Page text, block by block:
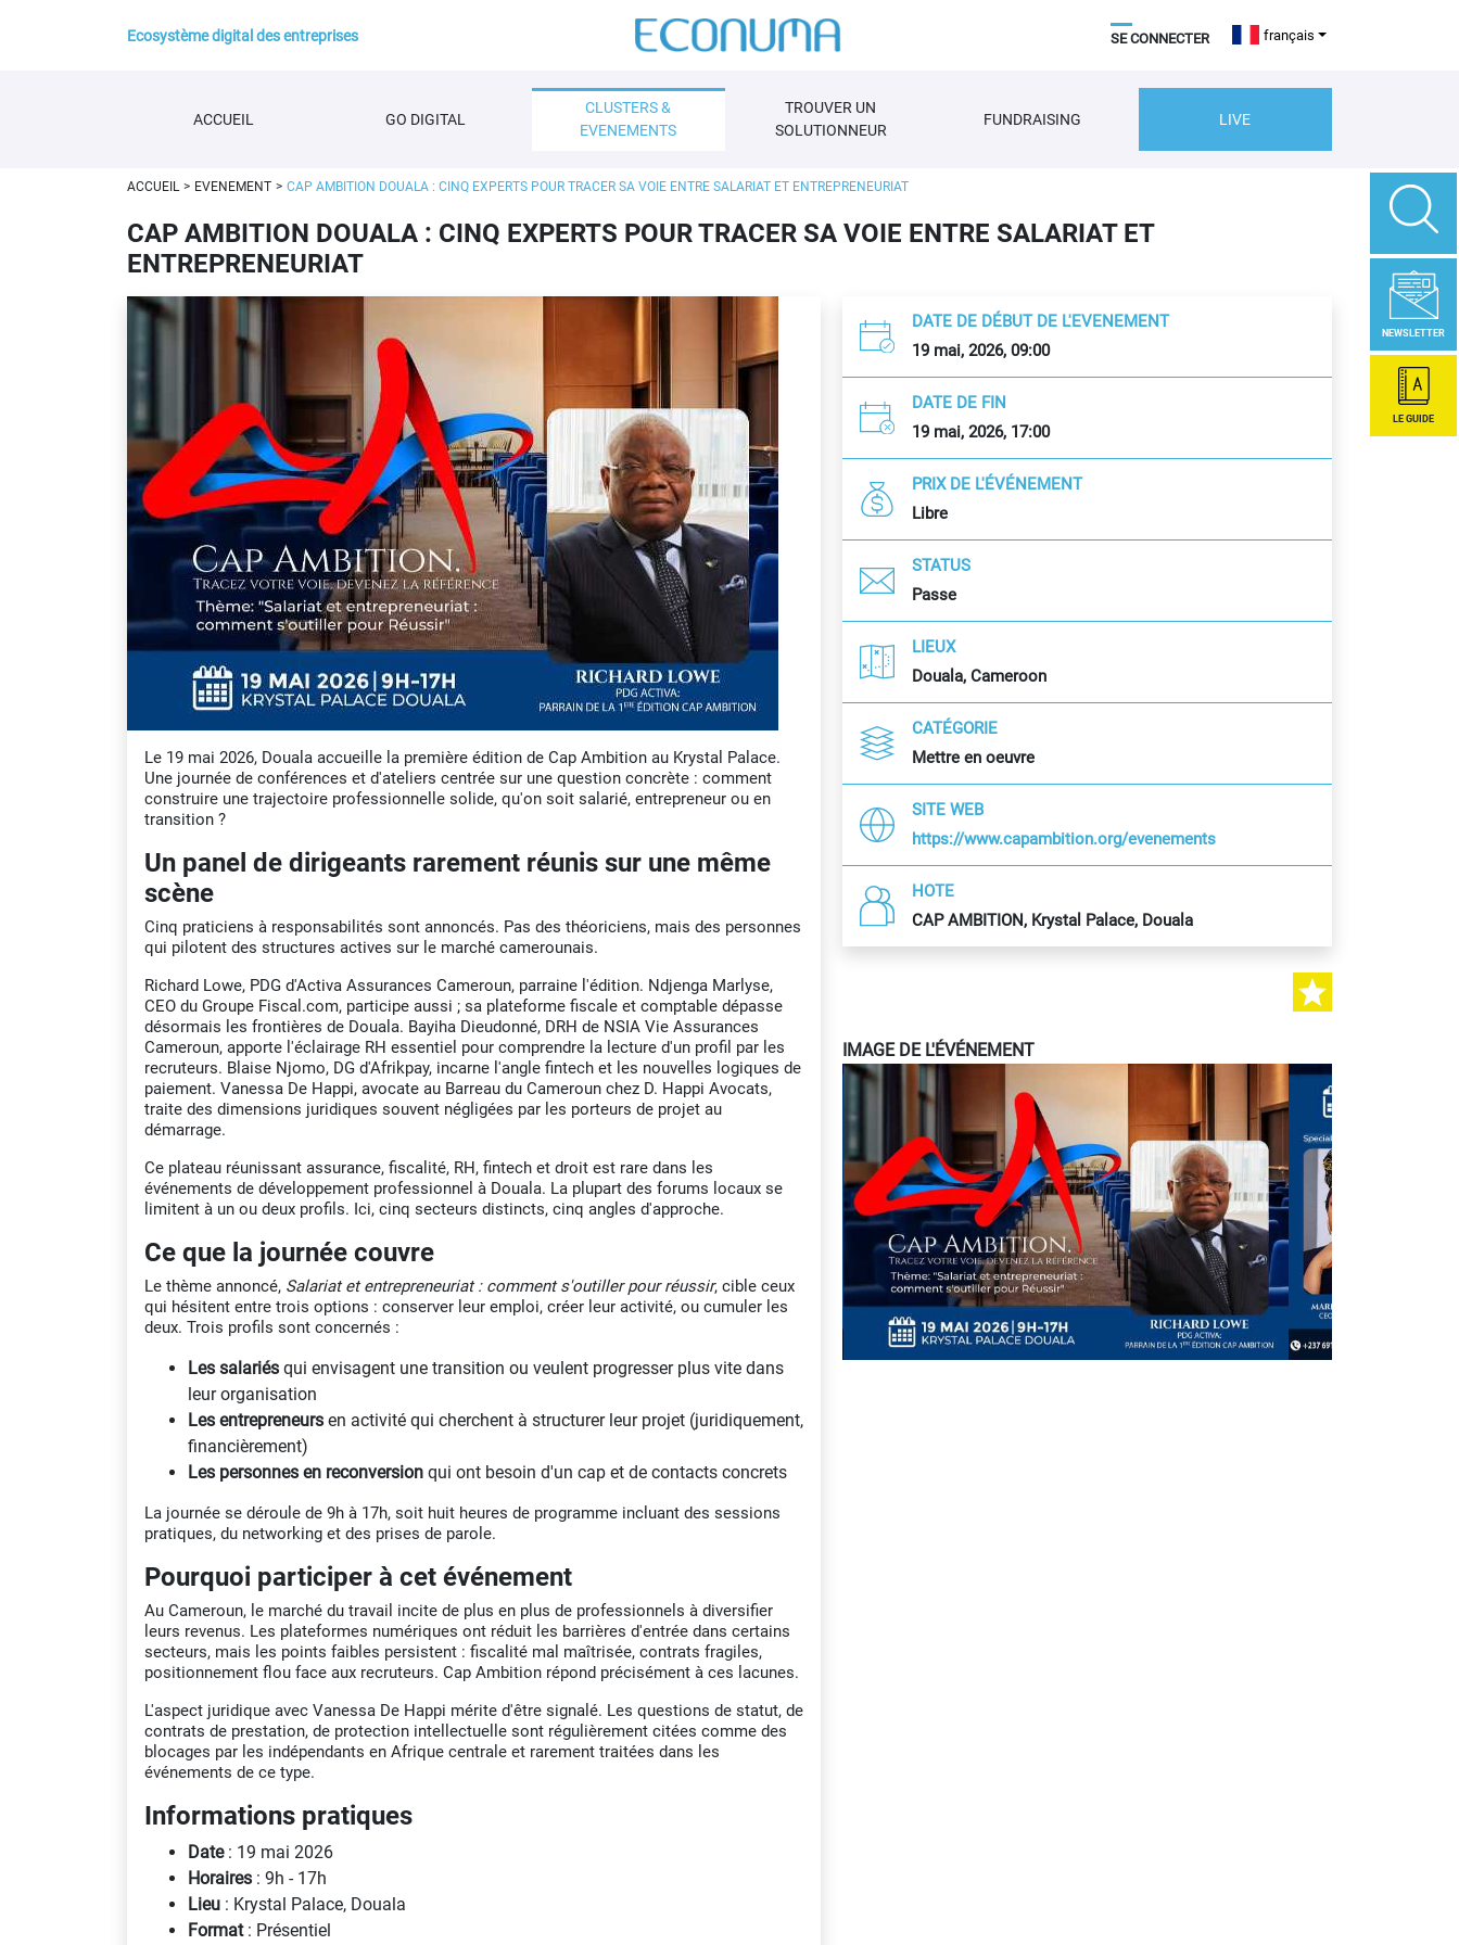
Ecosystème digital des entreprises SE CONNECTER français
ACCUEIL GO DIGITAL
CLUSTERS &
EVENEMENTS
TROUVER UN
SOLUTIONNEUR
FUNDRAISING LIVE
NEWSLETTER
LE GUIDE
ACCUEIL EVENEMENT CAP AMBITION DOUALA : CINQ EXPERTS POUR TRACER SA VOIE ENTRE SALARIAT ET ENTREPRENEURIAT
CAP AMBITION DOUALA : CINQ EXPERTS POUR TRACER SA VOIE ENTRE SALARIAT ET
ENTREPRENEURIAT
Le 19 mai 2026, Douala accueille la première édition de Cap Ambition au Krystal Palace.
Une journée de conférences et d'ateliers centrée sur une question concrète : comment
construire une trajectoire professionnelle solide, qu'on soit salarié, entrepreneur ou en
transition ?
Un panel de dirigeants rarement réunis sur une même
scène
Cinq praticiens à responsabilités sont annoncés. Pas des théoriciens, mais des personnes
qui pilotent des structures actives sur le marché camerounais.
Richard Lowe, PDG d'Activa Assurances Cameroun, parraine l'édition. Ndjenga Marlyse,
CEO du Groupe Fiscal.com, participe aussi ; sa plateforme fiscale et comptable dépasse
désormais les frontières de Douala. Bayiha Dieudonné, DRH de NSIA Vie Assurances
Cameroun, apporte l'éclairage RH essentiel pour comprendre la lecture d'un profil par les
recruteurs. Blaise Njomo, DG d'Afrikpay, incarne l'angle fintech et les nouvelles logiques de
paiement. Vanessa De Happi, avocate au Barreau du Cameroun chez D. Happi Avocats,
traite des dimensions juridiques souvent négligées par les porteurs de projet au
démarrage.
Ce plateau réunissant assurance, fiscalité, RH, fintech et droit est rare dans les
événements de développement professionnel à Douala. La plupart des forums locaux se
limitent à un ou deux profils. Ici, cinq secteurs distincts, cinq angles d'approche.
Ce que la journée couvre
Le thème annoncé, Salariat et entrepreneuriat : comment s'outiller pour réussir, cible ceux
qui hésitent entre trois options : conserver leur emploi, créer leur activité, ou cumuler les
deux. Trois profils sont concernés :
Les salariés qui envisagent une transition ou veulent progresser plus vite dans
leur organisation
Les entrepreneurs en activité qui cherchent à structurer leur projet (juridiquement,
financièrement)
Les personnes en reconversion qui ont besoin d'un cap et de contacts concrets
La journée se déroule de 9h à 17h, soit huit heures de programme incluant des sessions
pratiques, du networking et des prises de parole.
Pourquoi participer à cet événement
Au Cameroun, le marché du travail incite de plus en plus de professionnels à diversifier
leurs revenus. Les plateformes numériques ont réduit les barrières d'entrée dans certains
secteurs, mais les points faibles persistent : fiscalité mal maîtrisée, contrats fragiles,
positionnement flou face aux recruteurs. Cap Ambition répond précisément à ces lacunes.
L'aspect juridique avec Vanessa De Happi mérite d'être signalé. Les questions de statut, de
contrats de prestation, de protection intellectuelle sont régulièrement citées comme des
blocages par les indépendants en Afrique centrale et rarement traitées dans les
événements de ce type.
Informations pratiques
Date: 19 mai 2026
Horaires : 9h - 17h
Lieu : Krystal Palace, Douala
Format: Présentiel
DATE DE DÉBUT DE L'EVENEMENT
19 mai, 2026, 09:00
DATE DE FIN
19 mai, 2026, 17:00
PRIX DE L'ÉVÉNEMENT
Libre
STATUS
Passe
LIEUX
Douala, Cameroon
CATÉGORIE
Mettre en oeuvre
SITE WEB
https://www.capambition.org/evenements
HOTE
CAP AMBITION, Krystal Palace, Douala
IMAGE DE L'ÉVÉNEMENT